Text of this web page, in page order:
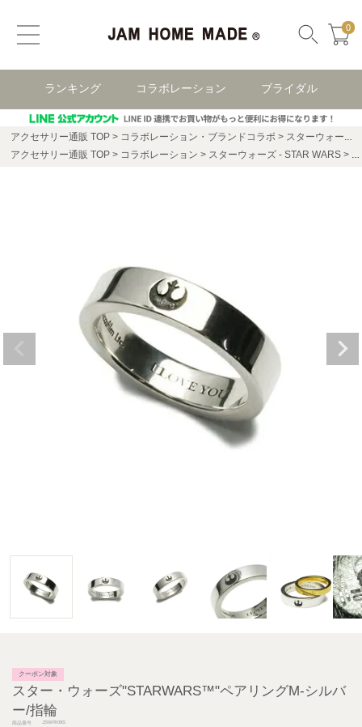
0
ランキング コラボレーション ブライダル
アクセサリー通販 TOP コラボレーション・ブランドコラボ
スターウォーズ(STAR WARS)
アクセサリー通販 TOP
コラボレーション スターウォーズ - STAR WARS
クーポン対象
スター・ウォーズ"STARWARS™"ペアリングM-シルバ
ー/指輪
商品番号 JSWRI09S